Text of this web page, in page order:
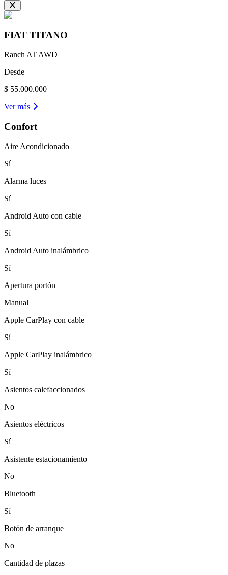
FIAT TITANO
Ranch AT AWD
Desde
$ 55.000.000
Ver más
Confort
Aire Acondicionado
Sí
Alarma luces
Sí
Android Auto con cable
Sí
Android Auto inalámbrico
Sí
Apertura portón
Manual
Apple CarPlay con cable
Sí
Apple CarPlay inalámbrico
Sí
Asientos calefaccionados
No
Asientos eléctricos
Sí
Asistente estacionamiento
No
Bluetooth
Sí
Botón de arranque
No
Cantidad de plazas